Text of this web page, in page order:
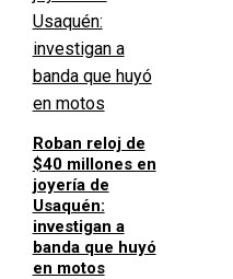
Roban reloj de
$40 millones en
joyería de
Usaquén:
investigan a
banda que huyó
en motos